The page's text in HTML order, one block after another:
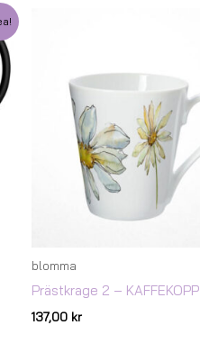
blomma
Prästkrage 2 – KAFFEKOPP
137,00 kr